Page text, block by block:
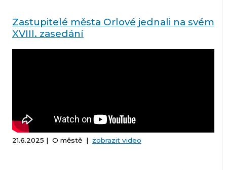
Zastupitelé města Orlové jednali na svém
XVIII. zasedání
21.6.2025 | O městě | zobrazit video